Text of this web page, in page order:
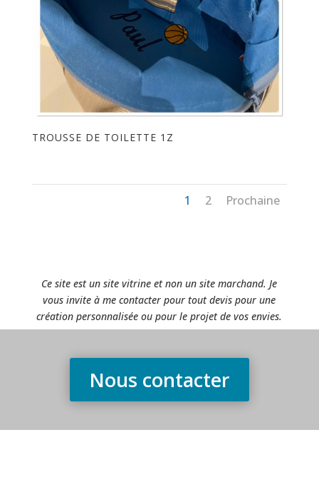
TROUSSE DE TOILETTE 1Z
1 2 Prochaine
Ce site est un site vitrine et non un site marchand. Je
vous invite à me contacter pour tout devis pour une
création personnalisée ou pour le projet de vos envies.
Nous contacter